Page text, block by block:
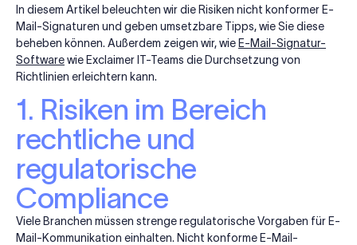
In diesem Artikel beleuchten wir die Risiken nicht konformer E-
Mail-Signaturen und geben umsetzbare Tipps, wie Sie diese
beheben können. Außerdem zeigen wir, wie E-Mail-Signatur-
Softwarewie Exclaimer IT-Teams die Durchsetzung von
Richtlinien erleichtern kann.
1. Risiken im Bereich
rechtliche und
regulatorische
Compliance
Viele Branchen müssen strenge regulatorische Vorgaben für E-
Mail-Kommunikation einhalten. Nicht konforme E-Mail-